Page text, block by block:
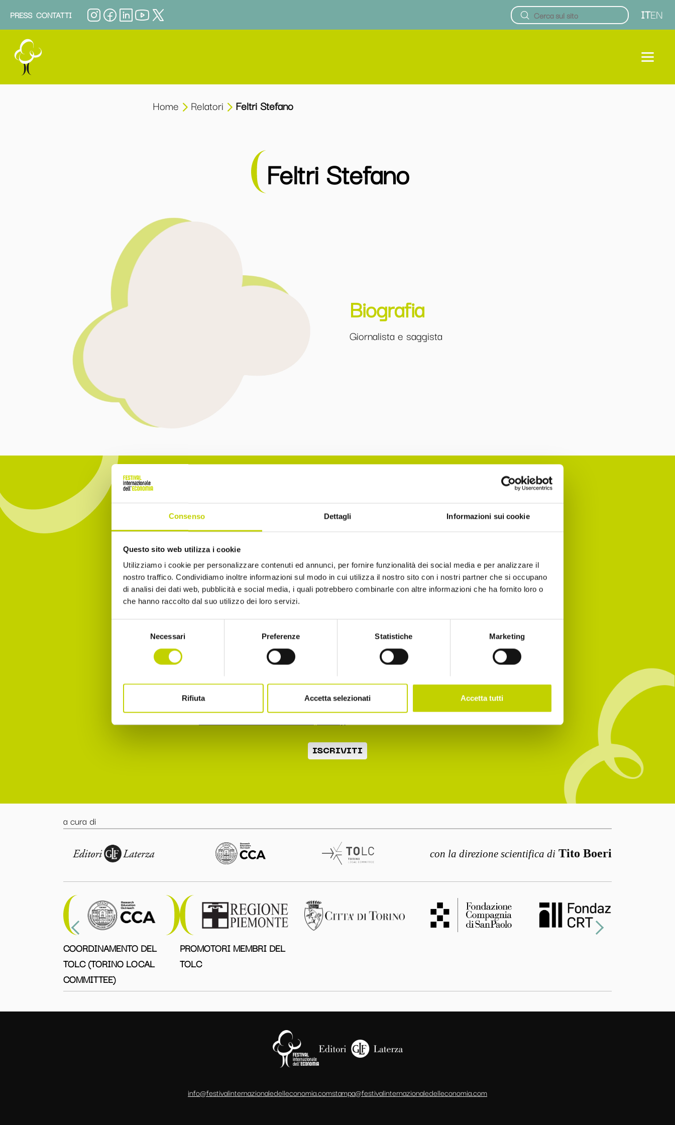
Consenso Dettagli Informazioni sui cookie
Questo sito web utilizza i cookie
Utilizziamo i cookie per personalizzare contenuti ed annunci, per fornire funzionalità dei social media e per analizzare il
nostro traffico. Condividiamo inoltre informazioni sul modo in cui utilizza il nostro sito con i nostri partner che si occupano
di analisi dei dati web, pubblicità e social media, i quali potrebbero combinarle con altre informazioni che ha fornito loro o
che hanno raccolto dal suo utilizzo dei loro servizi.
Necessari Preferenze Statistiche Marketing
Rifiuta Accetta selezionati Accetta tutti
PRESS CONTATTI ITEN
Home Relatori Feltri Stefano
Feltri Stefano
Biografia
Giornalista e saggista
La Newsletter del Festival
essere sempre informato sulle novità e gli appuntamenti in agenda!
Email
Dichiaro di avere più di 14 anni
Accetto di ricevere comunicazioni, come indicato nel
punto 2.b dell'informativa ex art. 13 Reg. UE 2016/679
Accetto la normativa sulla privacy
ISCRIVITI
a cura di
con la direzione scientifica di Tito Boeri
COORDINAMENTO DEL
TOLC (TORINO LOCAL
COMMITTEE)
PROMOTORI MEMBRI DEL
TOLC
info@festivalinternazionaledelleconomia.comstampa@festivalinternazionaledelleconomia.com